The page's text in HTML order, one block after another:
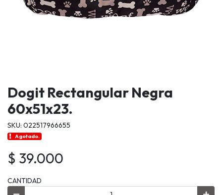
Dogit Rectangular Negra
60x51x23.
SKU: 022517966655
Agotado.
$ 39.000
CANTIDAD